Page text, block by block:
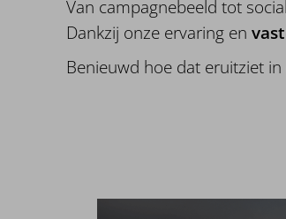
Van campagnebeeld tot
Dankzij onze ervaring en
Benieuwd hoe dat eruitziet